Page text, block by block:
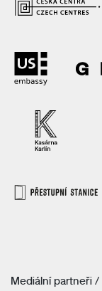
Mediální partneři